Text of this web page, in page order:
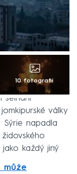
10 fotografií
selhání
války
Sýrie napadla
každý jiný
může